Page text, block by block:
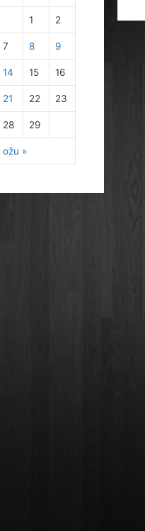
ožu »
1 2
7 8 9
14 15 16
21 22 23
28 29